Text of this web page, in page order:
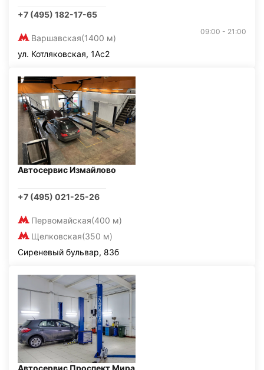
+7 (495) 182-17-65
Варшавская(1400 м)
09:00 - 21:00
ул. Котляковская, 1Ас2
Автосервис Измайлово
+7 (495) 021-25-26
Первомайская(400 м)
Щелковская(350 м)
Сиреневый бульвар, 83б
Автосервис Проспект Мира